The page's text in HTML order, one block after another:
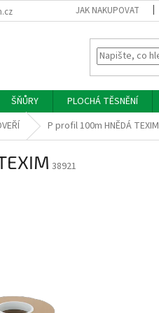
JAK NAKUPOVAT
ŠŇŮRY PLOCHÁ TĚSNĚNÍ
P profil 100m HNĚDÁ TEXIM
38921